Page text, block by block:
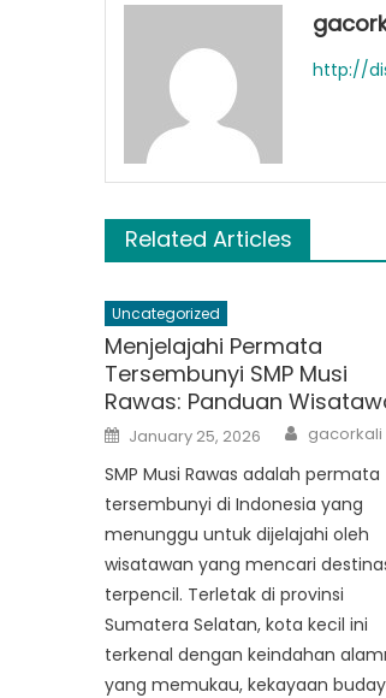
http://
Related Articles
Uncategorized
Menjelajahi Permata
Tersembunyi SMP Musi
Rawas: Panduan
Posted
on
January 25, 2026 Author
gacorkali
SMP Musi Rawas adalah permata
tersembunyi di Indonesia yang
menunggu untuk dijelajahi oleh
wisatawan yang mencari
terpencil. Terletak di provinsi
Sumatera Selatan, kota kecil ini
terkenal dengan keindahan
yang memukau, kekayaan